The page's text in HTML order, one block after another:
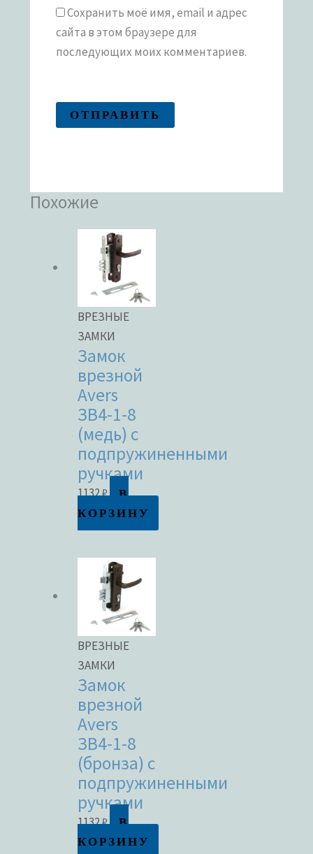
Сохранить моё имя, email и адрес
сайта в этом браузере для
последующих моих комментариев.
Похожие
ВРЕЗНЫЕ
ЗАМКИ
Замок
врезной
Avers
ЗВ4-1-8
(медь) с
подпружиненными
ручками
1132₽
В
КОРЗИНУ
ВРЕЗНЫЕ
ЗАМКИ
Замок
врезной
Avers
ЗВ4-1-8
(бронза) с
подпружиненными
ручками
1132₽
В
КОРЗИНУ